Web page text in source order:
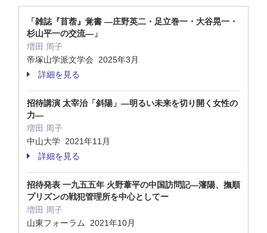
「雑誌『苜蓿』覚書 ―庄野英二・足立巻一・大谷晃一・
杉山平一の交流―」
増田 周子
帝塚山学派文学会 2025年3月
詳細を見る
招待講演 太宰治「斜陽」―明るい未来を切り開く女性の
力―
増田 周子
中山大学 2021年11月
詳細を見る
招待発表 一九五五年 火野葦平の中国訪問記―瀋陽、撫順
プリズンの戦犯管理所を中心としてー
増田 周子
山東フォーラム 2021年10月